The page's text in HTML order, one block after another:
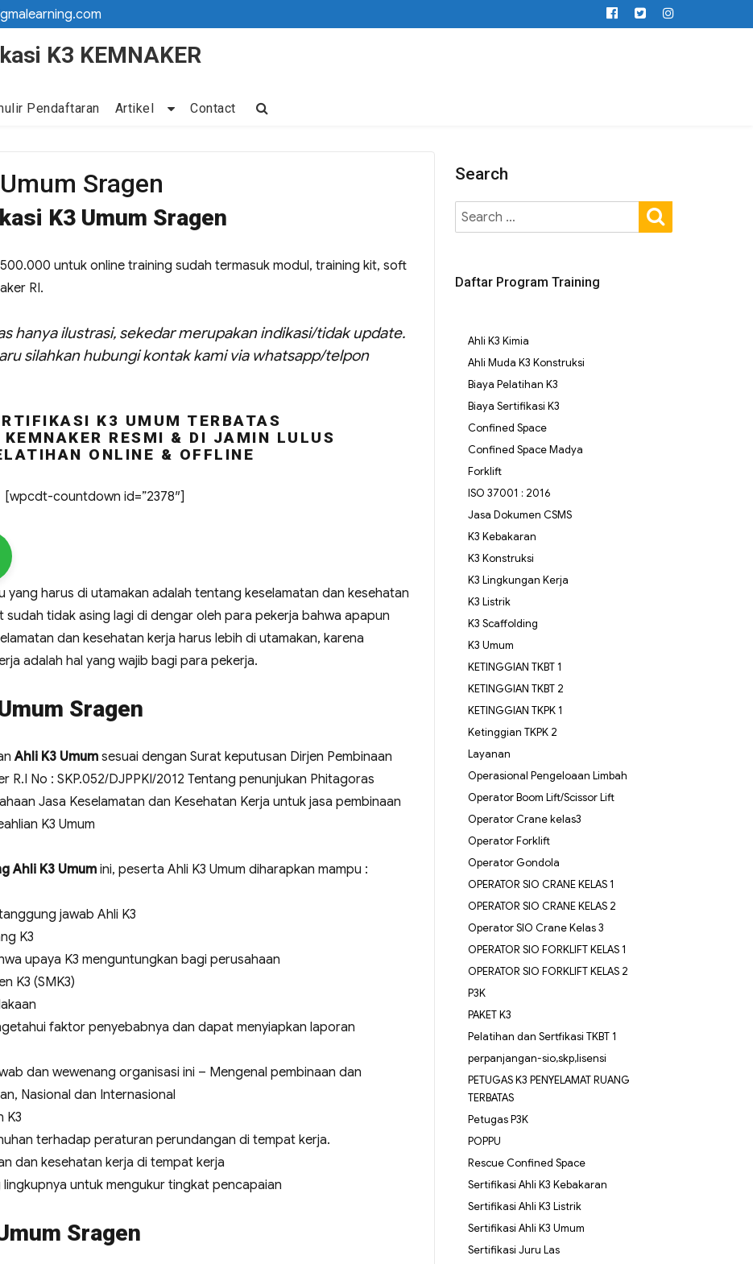
K3 KEMNAKER
Pendaftaran Artikel Contact
Sragen
K3 Umum Sragen
untuk online training sudah termasuk modul, training kit, soft
RI.
hanya ilustrasi, sekedar merupakan indikasi/tidak update.
silahkan hubungi kontak kami via whatsapp/telpon
K3 UMUM TERBATAS
RESMI & DI JAMIN LULUS
ONLINE & OFFLINE
[wpcdt-countdown id=”2378″]
yang harus di utamakan adalah tentang keselamatan dan kesehatan
tidak asing lagi di dengar oleh para pekerja bahwa apapun
dan kesehatan kerja harus lebih di utamakan, karena
adalah hal yang wajib bagi para pekerja.
Sragen
Ahli K3 Umum sesuai dengan Surat keputusan Dirjen Pembinaan
R.I No : SKP.052/DJPPKI/2012 Tentang penunjukan Phitagoras
Jasa Keselamatan dan Kesehatan Kerja untuk jasa pembinaan
K3 Umum
Ahli K3 Umum ini, peserta Ahli K3 Umum diharapkan mampu :
jawab Ahli K3
K3
upaya K3 menguntungkan bagi perusahaan
K3 (SMK3)
faktor penyebabnya dan dapat menyiapkan laporan
dan wewenang organisasi ini – Mengenal pembinaan dan
Nasional dan Internasional
K3
terhadap peraturan perundangan di tempat kerja.
dan kesehatan kerja di tempat kerja
untuk mengukur tingkat pencapaian
Sragen
Search
Daftar Program Training
Ahli K3 Kimia
Ahli Muda K3 Konstruksi
Biaya Pelatihan K3
Biaya Sertifikasi K3
Confined Space
Confined Space Madya
Forklift
ISO 37001 : 2016
Jasa Dokumen CSMS
K3 Kebakaran
K3 Konstruksi
K3 Lingkungan Kerja
K3 Listrik
K3 Scaffolding
K3 Umum
KETINGGIAN TKBT 1
KETINGGIAN TKBT 2
KETINGGIAN TKPK 1
Ketinggian TKPK 2
Layanan
Operasional Pengeloaan Limbah
Operator Boom Lift/Scissor Lift
Operator Crane kelas3
Operator Forklift
Operator Gondola
OPERATOR SIO CRANE KELAS 1
OPERATOR SIO CRANE KELAS 2
Operator SIO Crane Kelas 3
OPERATOR SIO FORKLIFT KELAS 1
OPERATOR SIO FORKLIFT KELAS 2
P3K
PAKET K3
Pelatihan dan Sertfikasi TKBT 1
perpanjangan-sio,skp,lisensi
PETUGAS K3 PENYELAMAT RUANG
TERBATAS
Petugas P3K
POPPU
Rescue Confined Space
Sertifikasi Ahli K3 Kebakaran
Sertifikasi Ahli K3 Listrik
Sertifikasi Ahli K3 Umum
Sertifikasi Juru Las